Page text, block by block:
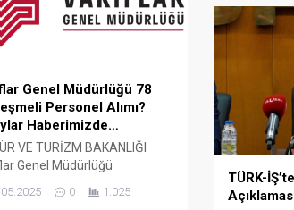
Atalay, bazı memur
Cumhurbaşkanlığı’na
“İşçiden amir olmaz”
Genel Müdürlüğü 78
Personel Alımı?
Haberimizde…
VE TURİZM BAKANLIĞI
Genel Müdürlüğü
PERSONEL ALIM İLANI
Müdürlüğümüz Merkez ve
0 1.025
TÜRK-